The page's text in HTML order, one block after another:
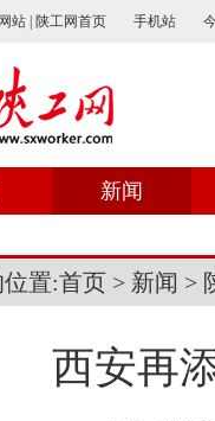
站 | 陕工网首页 手机站
新闻
置:首页 > 新闻 >
西安再